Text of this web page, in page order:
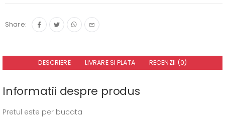
Share:
DESCRIERE LIVRARE SI PLATA RECENZII (0)
Informatii despre produs
Pretul este per bucata